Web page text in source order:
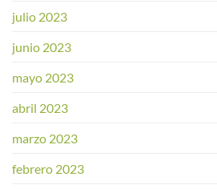
julio 2023
junio 2023
mayo 2023
abril 2023
marzo 2023
febrero 2023